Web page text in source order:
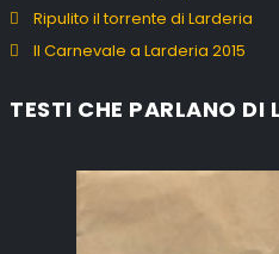
Ripulito il torrente di Larderia
Il Carnevale a Larderia 2015
TESTI CHE PARLANO DI